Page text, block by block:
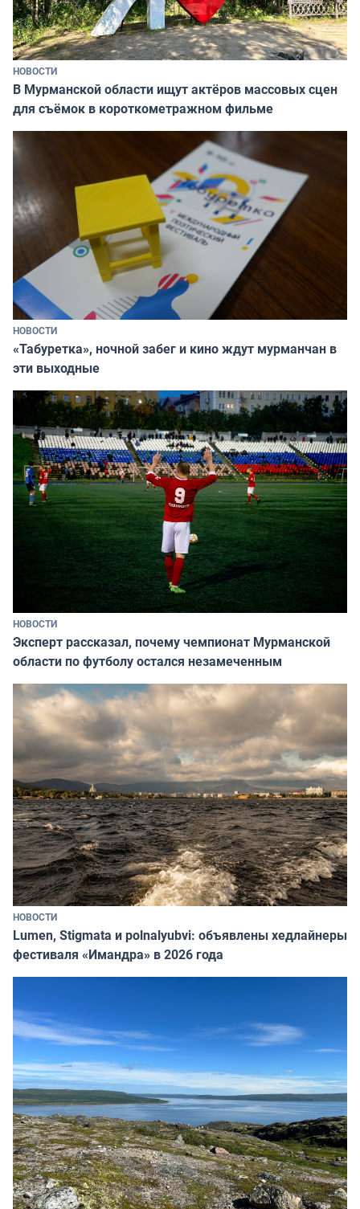
НОВОСТИ
В Мурманской области ищут актёров массовых сцен
для съёмок в короткометражном фильме
НОВОСТИ
«Табуретка», ночной забег и кино ждут мурманчан в
эти выходные
НОВОСТИ
Эксперт рассказал, почему чемпионат Мурманской
области по футболу остался незамеченным
НОВОСТИ
Lumen, Stigmata и polnalyubvi: объявлены хедлайнеры
фестиваля «Имандра» в 2026 года